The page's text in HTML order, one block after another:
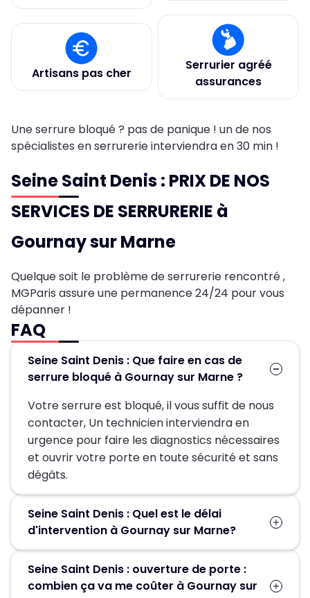
Artisans pas cher
Serrurier agréé
assurances
Une serrure bloqué ? pas de panique ! un de nos
spécialistes en serrurerie interviendra en 30 min !
Seine Saint Denis : PRIX DE NOS
SERVICES DE SERRURERIE à
Gournay sur Marne
Quelque soit le problème de serrurerie rencontré ,
MGParis assure une permanence 24/24 pour vous
dépanner !
FAQ
Seine Saint Denis : Que faire en cas de
serrure bloqué à Gournay sur Marne ?
Votre serrure est bloqué, il vous suffit de nous
contacter, Un technicien interviendra en
urgence pour faire les diagnostics nécessaires
et ouvrir votre porte en toute sécurité et sans
dégâts.
Seine Saint Denis : Quel est le délai
d'intervention à Gournay sur Marne?
technicien sera chez-vous en 30 min pour
vous dépanner.
Seine Saint Denis : ouverture de porte :
combien ça va me coûter à Gournay sur